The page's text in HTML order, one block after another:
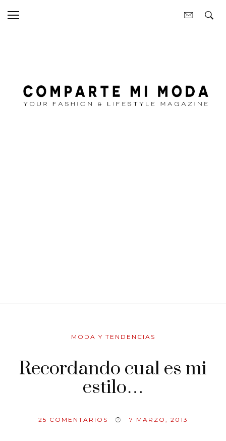
MODA Y TENDENCIAS
Recordando cual es mi
estilo…
25 COMENTARIOS 7 MARZO, 2013